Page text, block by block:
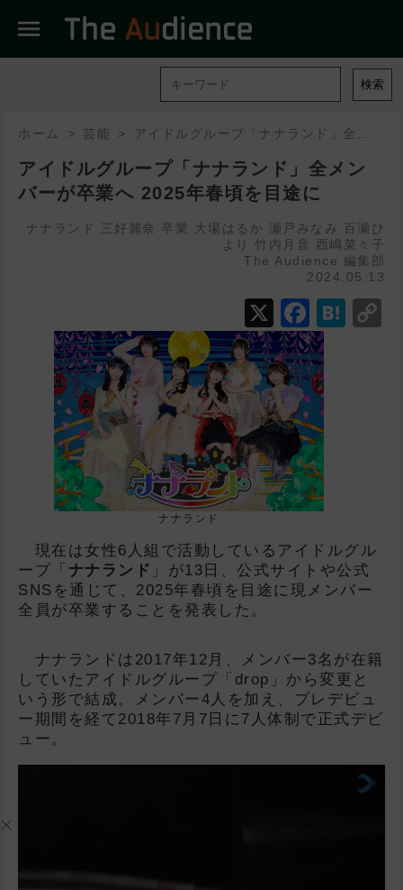
menu
検索
ホーム 芸能
アイドルグループ「ナナランド」全メン
バーが卒業へ 2025年春頃を目途に
ナナランド 三好麗奈 卒業 大場はるか 瀬戸みなみ 百瀬ひ
より
竹内月音 西嶋菜々子
The Audience 編集部
2024.05.13
X
ナナランド
現在は女性6人組で活動しているアイドルグル
ープ「 ナナランド 」が13日、公式サイトや公式
SNSを通じて、2025年春頃を目途に現メンバー
全員が卒業することを発表した。
ナナランドは2017年12月、メンバー3名が在籍
していたアイドルグループ「drop」から変更と
いう形で結成。メンバー4人を加え、プレデビュ
ー期間を経て2018年7月7日に7人体制で正式デビ
ュー。